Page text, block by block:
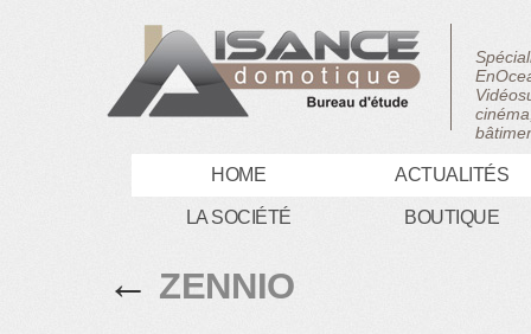
HOME ACTUALITÉS
LA SOCIÉTÉ BOUTIQUE
← ZENNIO